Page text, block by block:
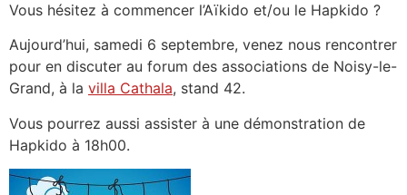
Vous hésitez à commencer l’Aïkido et/ou le Hapkido ?
Aujourd’hui, samedi 6 septembre, venez nous rencontrer
pour en discuter au forum des associations de Noisy-le-
Grand, à la villa Cathala, stand 42.
Vous pourrez aussi assister à une démonstration de
Hapkido à 18h00.